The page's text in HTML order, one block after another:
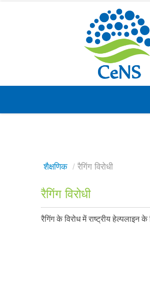
शनिवार, 08 अगस्त 2026
शैक्षणिक / रैगिंग विरोधी
रैगिंग विरोधी
रैगिंग के विरोध में राष्ट्रीय